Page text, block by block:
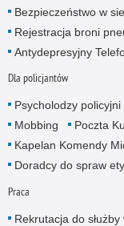
Bezpieczeństwo w
Rejestracja broni
Antydepresyjny
Dla policjantów
Psycholodzy policyjni
Mobbing
Poczta
Kapelan Komendy
Doradcy do spraw
Praca
Rekrutacja do służby